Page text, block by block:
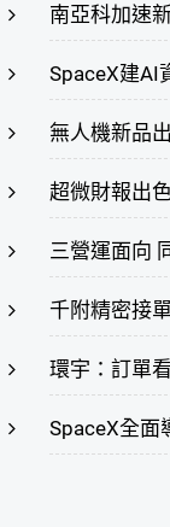
南亞科加速
SpaceX建AI
無人機新品
超微財報出
三營運面向
千附精密接
環宇：訂單
SpaceX全面